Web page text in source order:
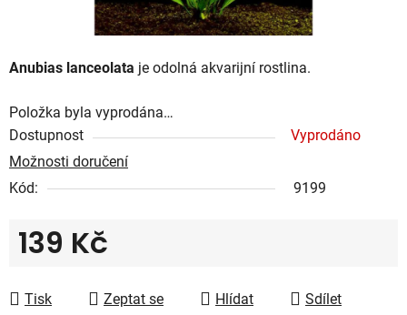
Anubias lanceolata je odolná akvarijní rostlina.
Položka byla vyprodána…
Dostupnost
Vyprodáno
Možnosti doručení
Kód:
9199
139 Kč
Tisk
Zeptat se Hlídat Sdílet